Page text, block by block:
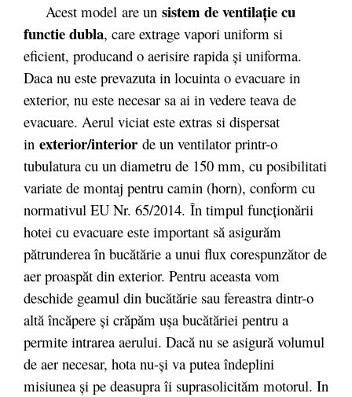
Acest model are un sistem de ventilaţie cu
functie dubla, care extrage vapori uniform si
eficient, producand o aerisire rapida şi uniforma.
Daca nu este prevazuta in locuinta o evacuare in
exterior, nu este necesar sa ai in vedere teava de
evacuare. Aerul viciat este extras si dispersat
in exterior/interior de un ventilator printr-o
tubulatura cu un diametru de 150 mm, cu posibilitati
variate de montaj pentru camin (horn), conform cu
normativul EU Nr. 65/2014. În timpul funcţionării
hotei cu evacuare este important să asigurăm
pătrunderea în bucătărie a unui flux corespunzător de
aer proaspăt din exterior. Pentru aceasta vom
deschide geamul din bucătărie sau fereastra dintr-o
altă încăpere şi crăpăm uşa bucătăriei pentru a
permite intrarea aerului. Dacă nu se asigură volumul
de aer necesar, hota nu-şi va putea îndeplini
misiunea şi pe deasupra îi suprasolicităm motorul. In